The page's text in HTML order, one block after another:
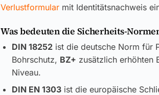
Verlustformular mit Identitätsnachweis
Was bedeuten die Sicherheits-
DIN 18252ist die deutsche Norm für
Bohrschutz, BZ+ zusätzlich erhöhten
Niveau.
DIN EN 1303ist die europäische